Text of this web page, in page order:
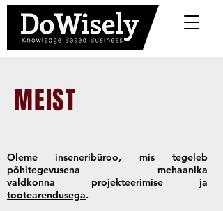
MEIST
Oleme inseneribüroo, mis tegeleb
põhitegevusena mehaanika
valdkonna projekteerimise ja
tootearendusega.